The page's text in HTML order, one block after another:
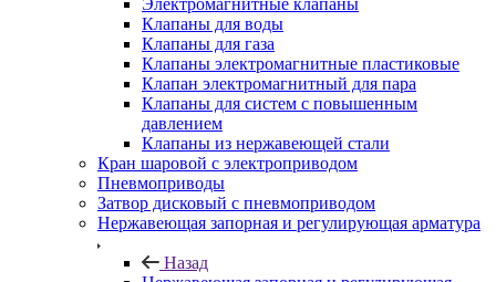
Электромагнитные клапаны
Клапаны для воды
Клапаны для газа
Клапаны электромагнитные пластиковые
Клапан электромагнитный для пара
Клапаны для систем с повышенным
давлением
Клапаны из нержавеющей стали
Кран шаровой с электроприводом
Пневмоприводы
Затвор дисковый с пневмоприводом
Нержавеющая запорная и регулирующая арматура
Назад